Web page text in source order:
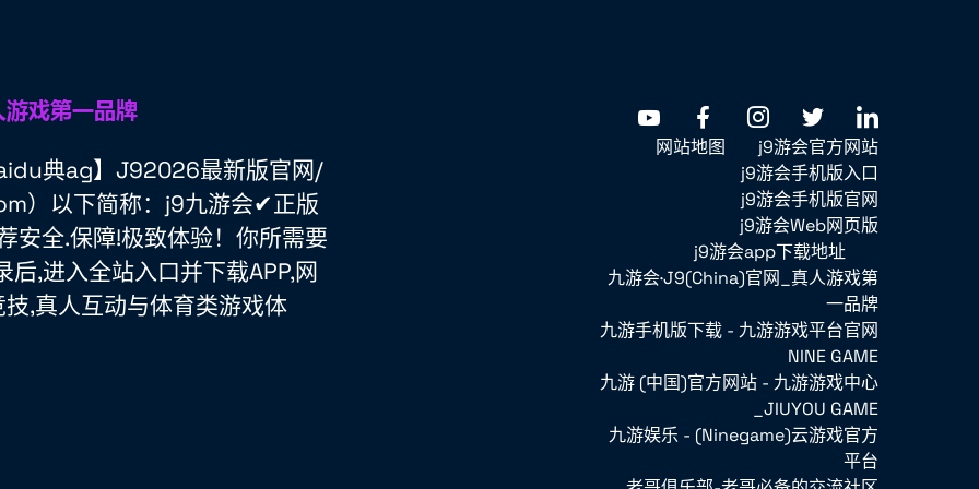
典ag】J92026最新版官网/
）以下简称：j9九游会✔正版
安全.保障!极致体验！你所需要
,进入全站入口并下载APP,网
,真人互动与体育类游戏体
网站地图
j9游会官方网站
j9游会手机版入口
j9游会手机版官网
j9游会Web网页版
j9游会app下载地址
九游会·J9(China)官网_真人游戏第
一品牌
九游手机版下载 - 九游游戏平台官网
NINE GAME
九游 (中国)官方网站 - 九游游戏中心
_JIUYOU GAME
九游娱乐 - (Ninegame)云游戏官方
平台